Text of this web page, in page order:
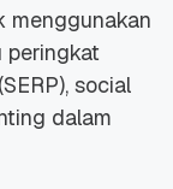
menggunakan
peringkat
social
dalam